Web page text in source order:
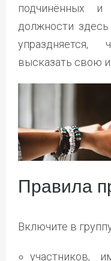
подчинённых и
должности
упраздняется,
высказать свою
Правила
Включите в
участников,